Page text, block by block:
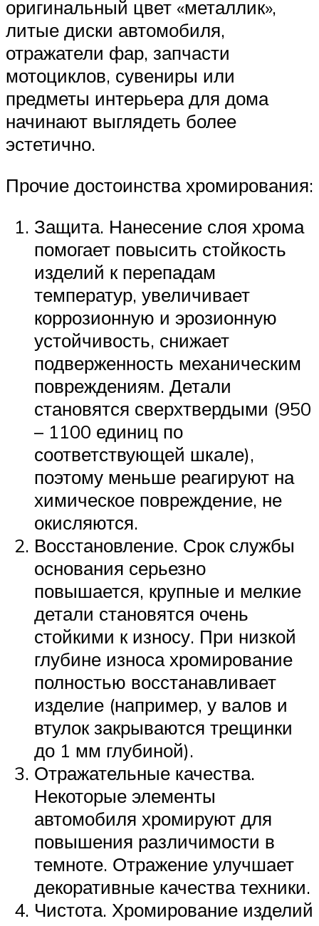
оригинальный цвет «металлик»,
литые диски автомобиля,
отражатели фар, запчасти
мотоциклов, сувениры или
предметы интерьера для дома
начинают выглядеть более
эстетично.
Прочие достоинства хромирования:
Защита. Нанесение слоя хрома
помогает повысить стойкость
изделий к перепадам
температур, увеличивает
коррозионную и эрозионную
устойчивость, снижает
подверженность механическим
повреждениям. Детали
становятся сверхтвердыми (950
– 1100 единиц по
соответствующей шкале),
поэтому меньше реагируют на
химическое повреждение, не
окисляются.
Восстановление. Срок службы
основания серьезно
повышается, крупные и мелкие
детали становятся очень
стойкими к износу. При низкой
глубине износа хромирование
полностью восстанавливает
изделие (например, у валов и
втулок закрываются трещинки
до 1 мм глубиной).
Отражательные качества.
Некоторые элементы
автомобиля хромируют для
повышения различимости в
темноте. Отражение улучшает
декоративные качества техники.
Чистота. Хромирование изделий